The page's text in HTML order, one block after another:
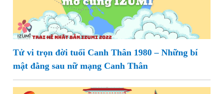
Tử vi trọn đời tuổi Canh Thân 1980 – Những bí
mật đằng sau nữ mạng Canh Thân